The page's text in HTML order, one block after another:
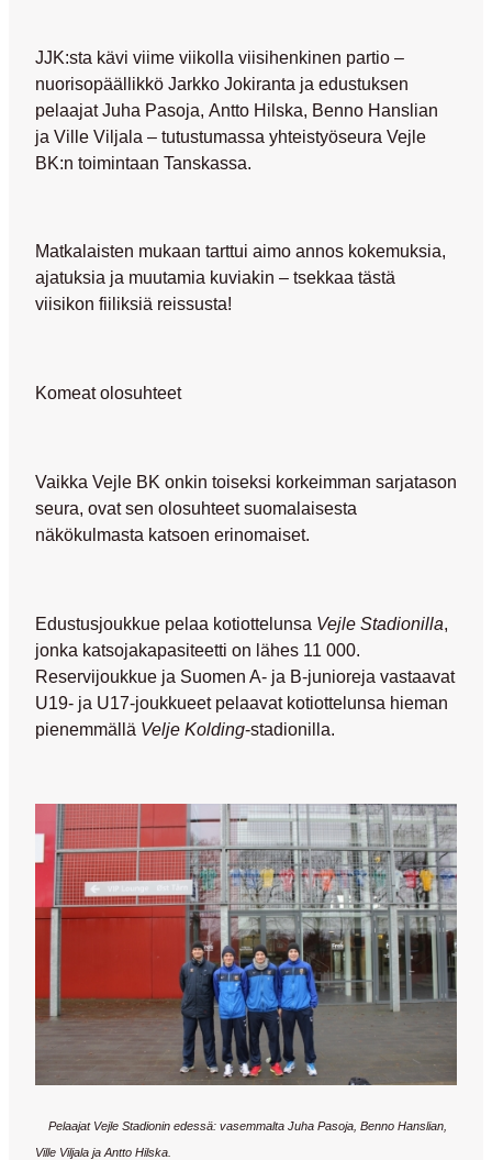
JJK:sta kävi viime viikolla viisihenkinen partio –
nuorisopäällikkö Jarkko Jokiranta ja edustuksen
pelaajatJuha Pasoja, Antto Hilska, Benno Hanslian
ja Ville Viljala – tutustumassa yhteistyöseura Vejle
BK:n toimintaan Tanskassa.
Matkalaisten mukaan tarttui aimo annos kokemuksia,
ajatuksia ja muutamia kuviakin – tsekkaa tästä
viisikon fiiliksiä reissusta!
Komeat olosuhteet
Vaikka Vejle BK onkin toiseksi korkeimman sarjatason
seura, ovat sen olosuhteet suomalaisesta
näkökulmasta katsoen erinomaiset.
Edustusjoukkue pelaa kotiottelunsa Vejle Stadionilla
jonka katsojakapasiteetti on lähes 11 000.
Reservijoukkue ja Suomen A- ja B-junioreja vastaavat
U19- ja U17-joukkueet pelaavat kotiottelunsa hieman
pienemmällä Velje Kolding-stadionilla.
Pelaajat Vejle Stadionin edessä: vasemmalta Juha Pasoja, Benno Hanslian,
Ville Viljala ja Antto Hilska.